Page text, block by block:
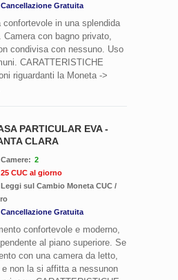
Cancellazione Gratuita
in una splendida
con bagno privato,
condivisa con nessuno. Uso
CARATTERISTICHE
riguardanti la Moneta ->
PARTICULAR EVA -
CLARA
Camere: 2
25 CUC al giorno
Leggi sul Cambio Moneta CUC /
Cancellazione Gratuita
confortevole e moderno,
al piano superiore. Se
con una camera da letto,
non la si affitta a nessunon